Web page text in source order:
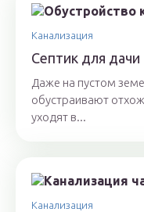
Канализация
Септик для дачи
Даже на пустом
обустраивают
уходят в...
Канализация